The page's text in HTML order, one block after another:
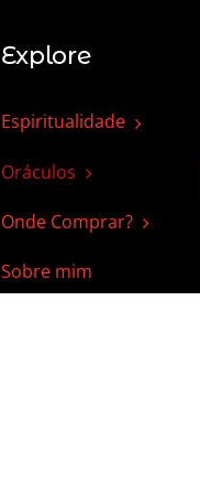
Explore
Espiritualidade
Oráculos
Onde Comprar?
Sobre mim